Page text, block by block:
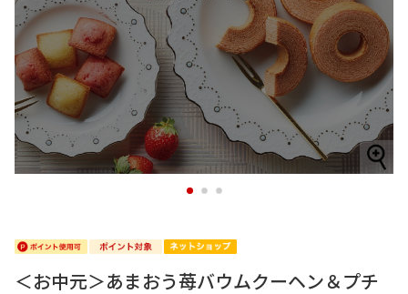
1 2 3
＜お中元＞あまおう苺バウムクーヘン＆プチ